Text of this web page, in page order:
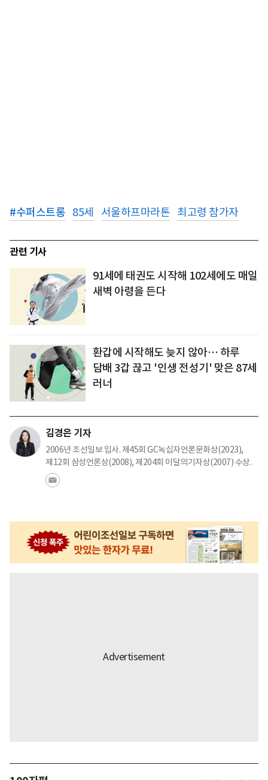
#수퍼스트롱 85세 서울하프마라톤 최고령 참가자
관련 기사
91세에 태권도 시작해 102세에도 매일
새벽 아령을 든다
환갑에 시작해도 늦지 않아… 하루
담배 3갑 끊고 '인생 전성기' 맞은 87세
러너
김경은 기자
2006년 조선일보 입사. 제45회 GC녹십자언론문화상(2023),
제12회 삼성언론상(2008), 제204회 이달의기자상(2007) 수상.